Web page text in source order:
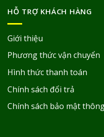
HỖ TRỢ KHÁCH HÀNG
Giới thiệu
Phương thức vận chuyển
Hình thức thanh toán
Chính sách đổi trả
Chính sách bảo mật